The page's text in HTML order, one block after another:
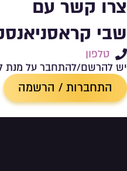
צרו קשר עם
שבי
טלפון
יש להרשם/להתחבר על מנת
התחברות / הרשמה